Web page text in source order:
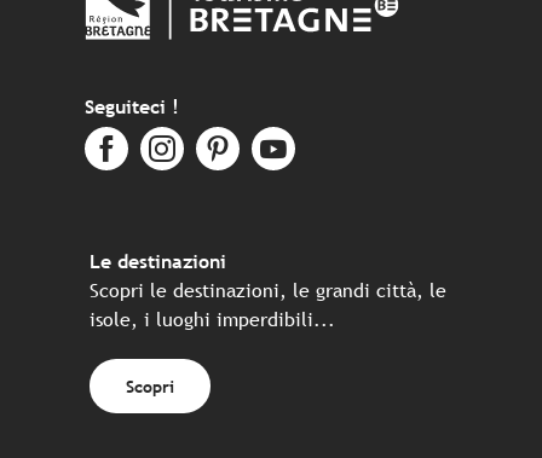
Seguiteci !
Le destinazioni
Scopri le destinazioni, le grandi città, le
isole, i luoghi imperdibili...
Scopri